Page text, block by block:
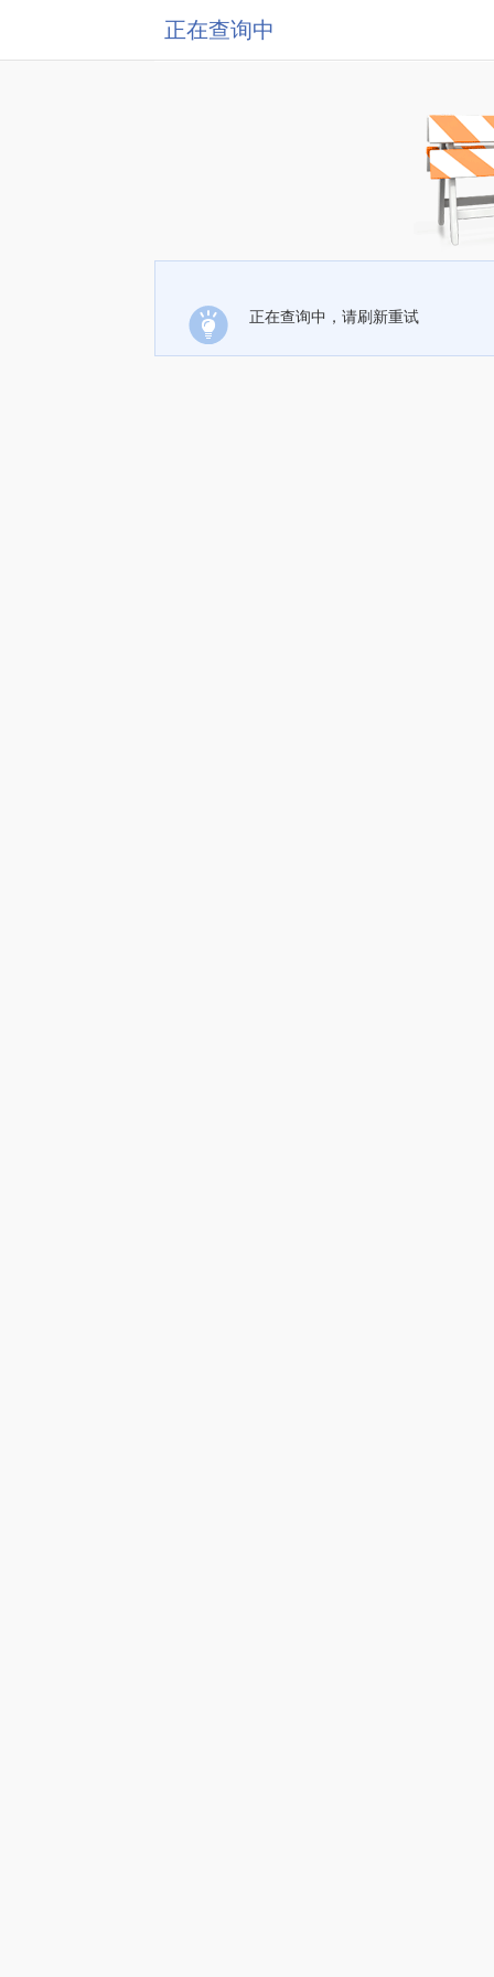
正在查询中
正在查询中，请刷新重试